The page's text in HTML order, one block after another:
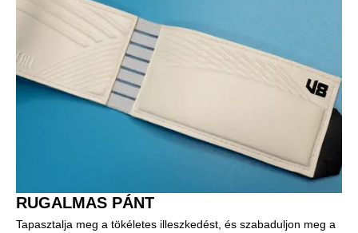
RUGALMAS PÁNT
Tapasztalja meg a tökéletes illeszkedést, és szabaduljon meg a